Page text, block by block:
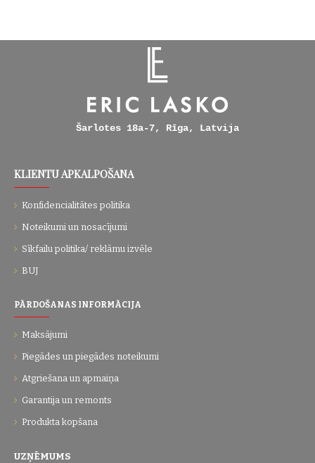
Šarlotes 18a-7, Rīga, Latvija
KLIENTU APKALPOŠANA
Konfidencialitātes politika
Noteikumi un nosacījumi
Sīkfailu politika/ reklāmu izvēle
BUJ
PĀRDOŠANAS INFORMĀCIJA
Maksājumi
Piegādes un piegādes noteikumi
Atgriešana un apmaiņa
Garantija un remonts
Produkta kopšana
UZŅĒMUMS